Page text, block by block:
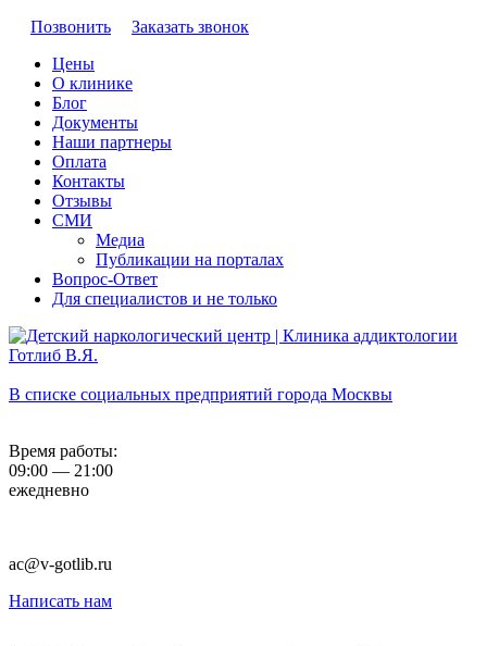
Позвонить
Заказать звонок
Цены
О клинике
Блог
Документы
Наши партнеры
Оплата
Контакты
Отзывы
СМИ
Медиа
Публикации на порталах
Вопрос-Ответ
Для специалистов и не только
В списке социальных предприятий города Москвы
Время работы:
09:00 — 21:00
ежедневно
ac@v-gotlib.ru
Написать нам